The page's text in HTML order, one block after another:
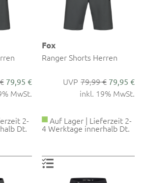
79,95 €
MwSt.
2-
Dt.
Fox
Ranger Shorts Herren
79,99 € 79,95 €
inkl. 19% MwSt.
Auf Lager | Lieferzeit 2-
4 Werktage innerhalb Dt.